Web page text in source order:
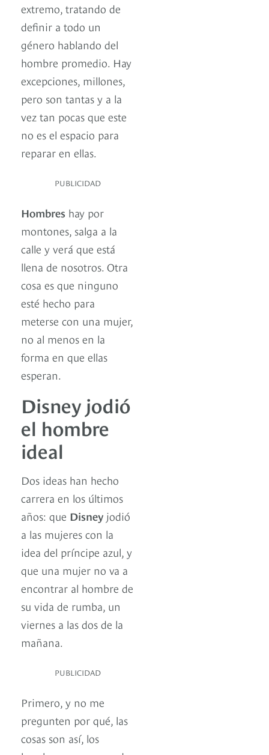
extremo, tratando de
definir a todo un
género hablando del
hombre promedio. Hay
excepciones, millones,
pero son tantas y a la
vez tan pocas que este
no es el espacio para
reparar en ellas.
PUBLICIDAD
Hombres hay por
montones, salga a la
calle y verá que está
llena de nosotros. Otra
cosa es que ninguno
esté hecho para
meterse con una mujer,
no al menos en la
forma en que ellas
esperan.
Disney jodió
el hombre
ideal
Dos ideas han hecho
carrera en los últimos
años: que Disney jodió
a las mujeres con la
idea del príncipe azul, y
que una mujer no va a
encontrar al hombre de
su vida de rumba, un
viernes a las dos de la
mañana.
PUBLICIDAD
Primero, y no me
pregunten por qué, las
cosas son así, los